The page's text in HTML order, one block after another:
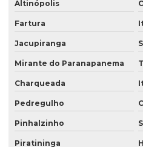
Altinópolis
Fartura
Jacupiranga
Mirante do Paranapanema
Charqueada
Pedregulho
Pinhalzinho
Piratininga